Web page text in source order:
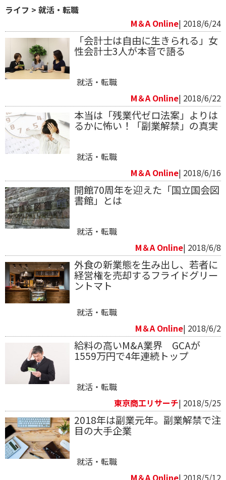
ライフ > 就活・転職
M＆A Online| 2018/6/24
「会計士は自由に生きられる」女
性会計士3人が本音で語る
就活・転職
M＆A Online| 2018/6/22
本当は「残業代ゼロ法案」よりは
るかに怖い！「副業解禁」の真実
就活・転職
M＆A Online| 2018/6/16
開館70周年を迎えた「国立国会図
書館」とは
就活・転職
M＆A Online| 2018/6/8
外食の新業態を生み出し、若者に
経営権を売却するフライドグリー
ントマト
就活・転職
M＆A Online| 2018/6/2
給料の高いM&A業界 GCAが
1559万円で4年連続トップ
就活・転職
東京商工リサーチ| 2018/5/25
2018年は副業元年。副業解禁で注
目の大手企業
就活・転職
M＆A Online| 2018/5/12